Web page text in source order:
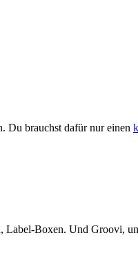
Du brauchst dafür nur einen
Boxen. Und Groovi,